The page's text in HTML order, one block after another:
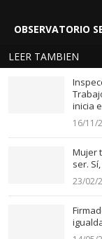
OBSERVATORIO
@2024- Prohibida la
LEER TAMBIEN
inicia
16/11/
Mujer
ser.
23/02/